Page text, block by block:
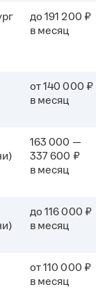
до 191 200 ₽
в месяц
от 140 000 ₽
в месяц
163 000 —
337 600 ₽
в месяц
до 116 000 ₽
в месяц
от 110 000 ₽
в месяц